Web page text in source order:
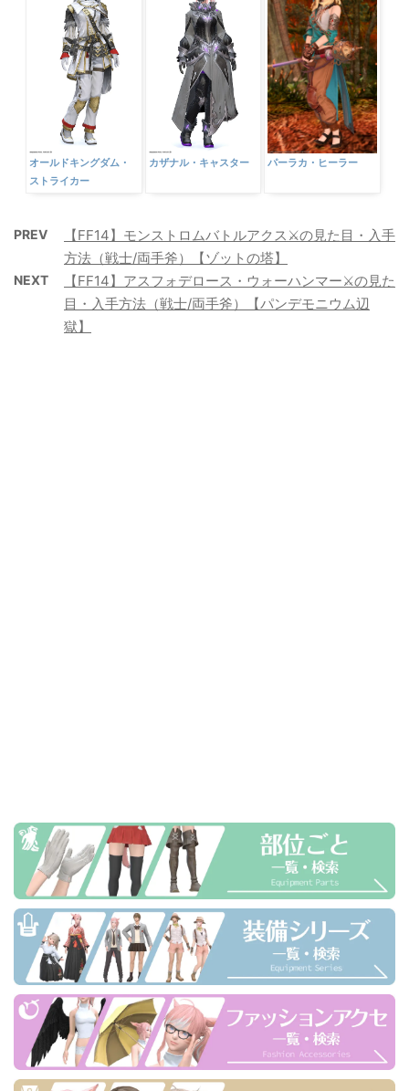
オールドキングダム・
ストライカー
カザナル・キャスター パーラカ・ヒーラー
PREV
【FF14】モンストロムバトルアクス⚔️の見た目・入手
方法（戦士/両手斧）【ゾットの塔】
NEXT
【FF14】アスフォデロース・ウォーハンマー⚔️の見た
目・入手方法（戦士/両手斧）【パンデモニウム辺
獄】